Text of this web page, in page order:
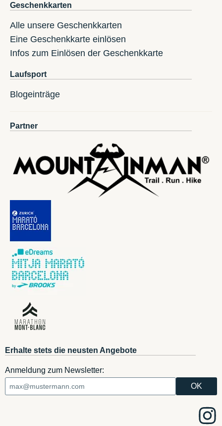
Geschenkkarten
Alle unsere Geschenkkarten
Eine Geschenkkarte einlösen
Infos zum Einlösen der Geschenkkarte
Laufsport
Blogeinträge
Partner
Erhalte stets die neusten Angebote
Anmeldung zum Newsletter: